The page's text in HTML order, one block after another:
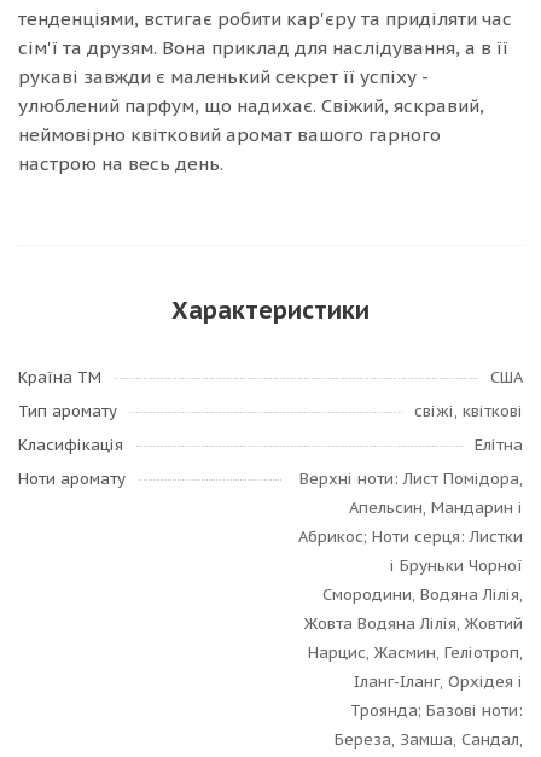
тенденціями, встигає робити кар'єру та приділяти час
сім'ї та друзям. Вона приклад для наслідування, а в її
рукаві завжди є маленький секрет її успіху -
улюблений парфум, що надихає. Свіжий, яскравий,
неймовірно квітковий аромат вашого гарного
настрою на весь день.
Характеристики
Країна ТМ
США
Тип аромату
свіжі, квіткові
Класифікація
Елітна
Ноти аромату
Верхні ноти: Лист Помідора,
Апельсин, Мандарин і
Абрикос; Ноти серця: Листки
і Бруньки Чорної
Смородини, Водяна Лілія,
Жовта Водяна Лілія, Жовтий
Нарцис, Жасмин, Геліотроп,
Іланг-Іланг, Орхідея і
Троянда; Базові ноти:
Береза, Замша, Сандал,